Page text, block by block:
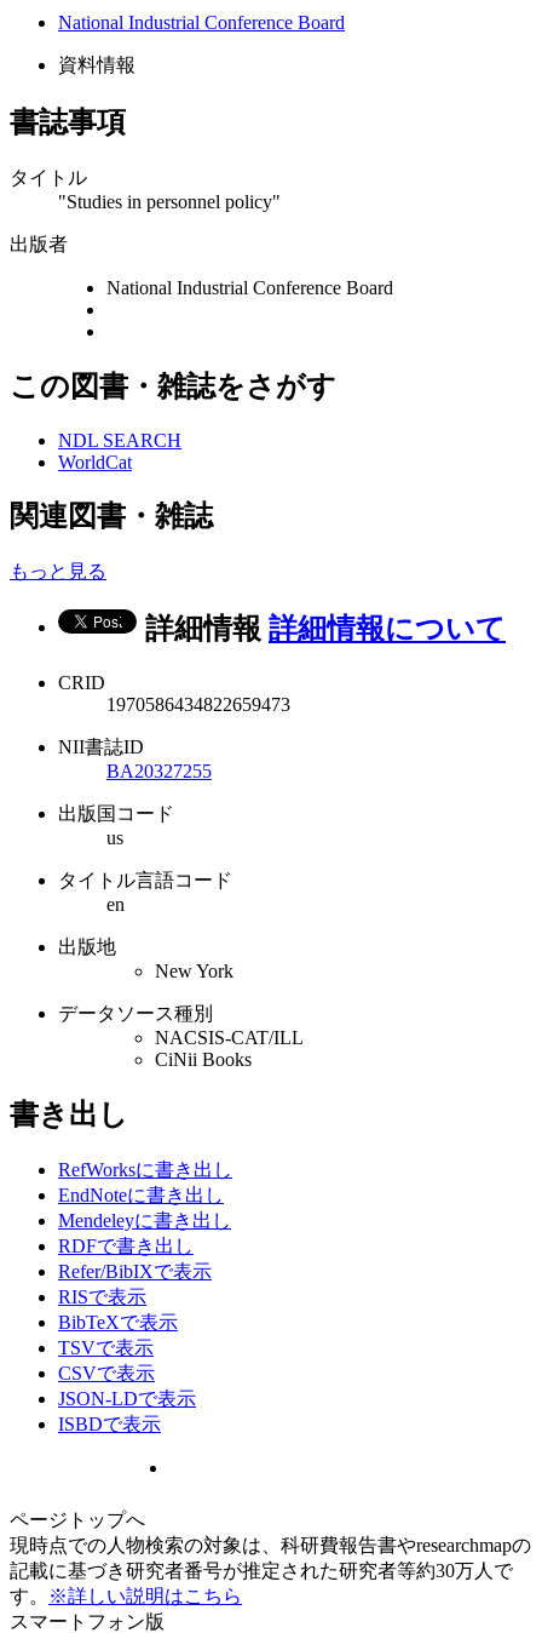
National Industrial Conference Board
資料情報
書誌事項
タイトル
"Studies in personnel policy"
出版者
National Industrial Conference Board
この図書・雑誌をさがす
NDL SEARCH
WorldCat
関連図書・雑誌
もっと見る
詳細情報 詳細情報について
CRID
1970586434822659473
NII書誌ID
BA20327255
出版国コード
us
タイトル言語コード
en
出版地
New York
データソース種別
NACSIS-CAT/ILL
CiNii Books
書き出し
RefWorksに書き出し
EndNoteに書き出し
Mendeleyに書き出し
RDFで書き出し
Refer/BibIXで表示
RISで表示
BibTeXで表示
TSVで表示
CSVで表示
JSON-LDで表示
ISBDで表示
ページトップへ
現時点での人物検索の対象は、科研費報告書やresearchmapの
記載に基づき研究者番号が推定された研究者等約30万人で
す。
※詳しい説明はこちら
スマートフォン版